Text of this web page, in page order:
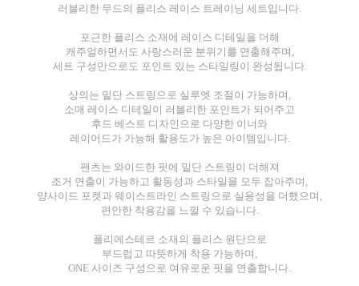
러블리한 무드의 플리스 레이스 트레이닝 세트입니다.
포근한 플리스 소재에 레이스 디테일을 더해
캐주얼하면서도 사랑스러운 분위기를 연출해주며,
세트 구성만으로도 포인트 있는 스타일링이 완성됩니다.
상의는 밑단 스트링으로 실루엣 조절이 가능하며,
소매 레이스 디테일이 러블리한 포인트가 되어주고
후드 베스트 디자인으로 다양한 이너와
레이어드가 가능해 활용도가 높은 아이템입니다.
팬츠는 와이드한 핏에 밑단 스트링이 더해져
조거 연출이 가능하고 활동성과 스타일을 모두 잡아주며,
양사이드 포켓과 웨이스트라인 스트링으로 실용성을 더했으며,
편안한 착용감을 느낄 수 있습니다.
폴리에스테르 소재의 플리스 원단으로
부드럽고 따뜻하게 착용 가능하며,
ONE 사이즈 구성으로 여유로운 핏을 연출합니다.